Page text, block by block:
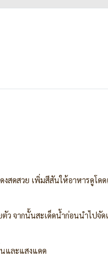
งสดสวย เพิ่มสีสันให้อาหารดู
จากนั้นสะเด็ดน้ำก่อนนำไปจัด
และแสงแดด